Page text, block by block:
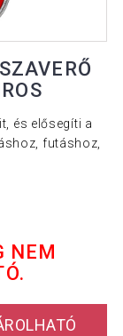
és elősegíti a
futáshoz,
NEM